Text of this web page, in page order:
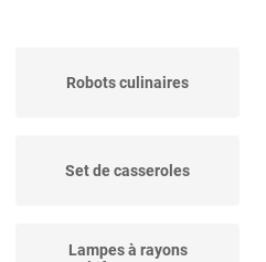
Robots culinaires
Set de casseroles
Lampes à rayons